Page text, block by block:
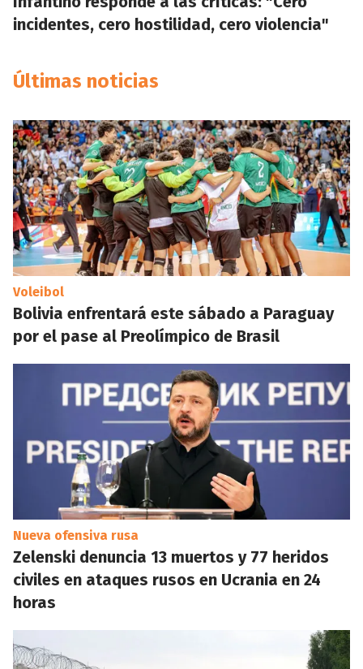
incidentes, cero hostilidad, cero violencia"
Últimas noticias
Voleibol
Bolivia enfrentará este sábado a Paraguay
por el pase al Preolímpico de Brasil
Nueva ofensiva rusa
Zelenski denuncia 13 muertos y 77 heridos
civiles en ataques rusos en Ucrania en 24
horas